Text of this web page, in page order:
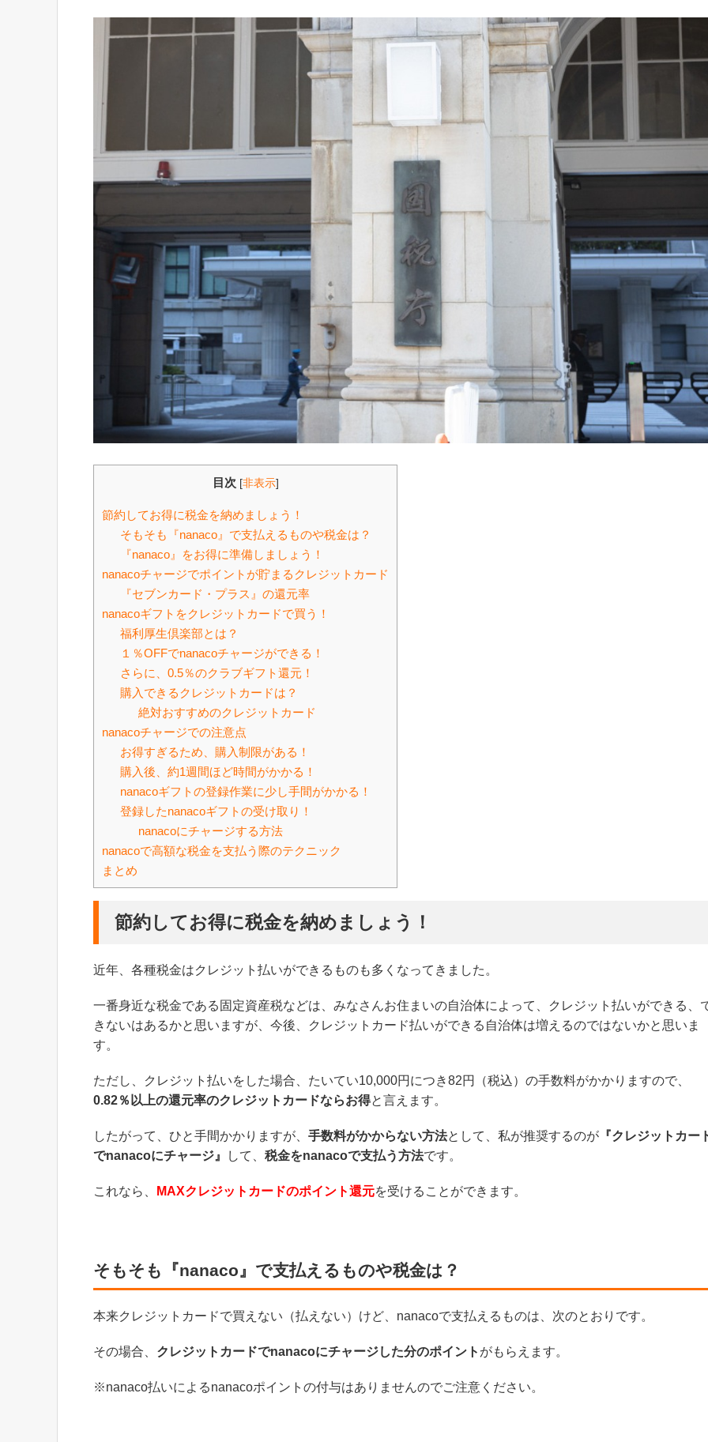
目次 [非表示]
節約してお得に税金を納めましょう！
そもそも『nanaco』で支払えるものや税金は？
『nanaco』をお得に準備しましょう！
nanacoチャージでポイントが貯まるクレジットカード
『セブンカード・プラス』の還元率
nanacoギフトをクレジットカードで買う！
福利厚生倶楽部とは？
１％OFFでnanacoチャージができる！
さらに、0.5％のクラブギフト還元！
購入できるクレジットカードは？
絶対おすすめのクレジットカード
nanacoチャージでの注意点
お得すぎるため、購入制限がある！
購入後、約1週間ほど時間がかかる！
nanacoギフトの登録作業に少し手間がかかる！
登録したnanacoギフトの受け取り！
nanacoにチャージする方法
nanacoで高額な税金を支払う際のテクニック
まとめ
節約してお得に税金を納めましょう！
近年、各種税金はクレジット払いができるものも多くなってきました。
一番身近な税金である固定資産税などは、みなさんお住まいの自治体によって、クレジット払いができる、
きないはあるかと思いますが、今後、クレジットカード払いができる自治体は増えるのではないかと思いま
す。
ただし、クレジット払いをした場合、たいてい10,000円につき82円（税込）の手数料がかかりますので、
0.82％以上の還元率のクレジットカードならお得と言えます。
したがって、ひと手間かかりますが、 手数料がかからない方法として、私が推奨するのが 『クレジットカー
でnanacoにチャージ』
して、 税金をnanacoで支払う方法です。
これなら、 MAXクレジットカードのポイント還元を受けることができます。
そもそも『nanaco』で支払えるものや税金は？
本来クレジットカードで買えない（払えない）けど、nanacoで支払えるものは、次のとおりです。
その場合、 クレジットカードでnanacoにチャージした分のポイント がもらえます。
※nanaco払いによるnanacoポイントの付与はありませんのでご注意ください。